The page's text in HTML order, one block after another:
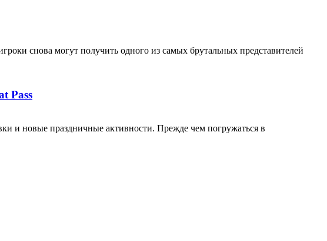
снова могут получить одного из самых брутальных представителей
Pass
и новые праздничные активности. Прежде чем погружаться в